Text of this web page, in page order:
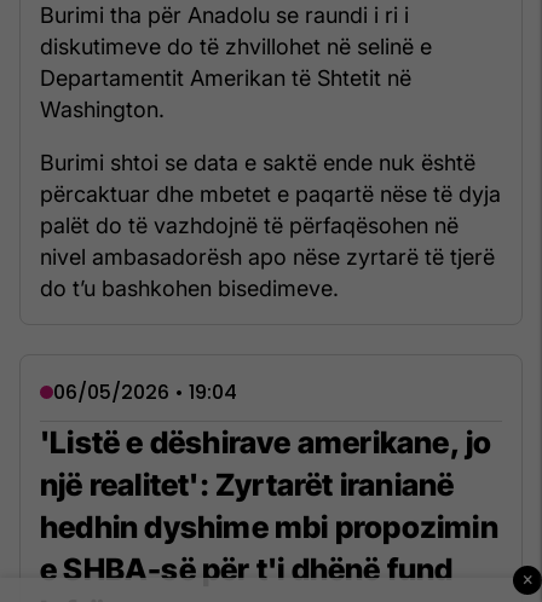
Burimi tha për Anadolu se raundi i ri i
diskutimeve do të zhvillohet në selinë e
Departamentit Amerikan të Shtetit në
Washington.
Burimi shtoi se data e saktë ende nuk është
përcaktuar dhe mbetet e paqartë nëse të dyja
palët do të vazhdojnë të përfaqësohen në
nivel ambasadorësh apo nëse zyrtarë të tjerë
do t’u bashkohen bisedimeve.
06/05/2026 • 19:04
'Listë e dëshirave amerikane, jo
një realitet': Zyrtarët iranianë
hedhin dyshime mbi propozimin
e SHBA-së për t'i dhënë fund
×